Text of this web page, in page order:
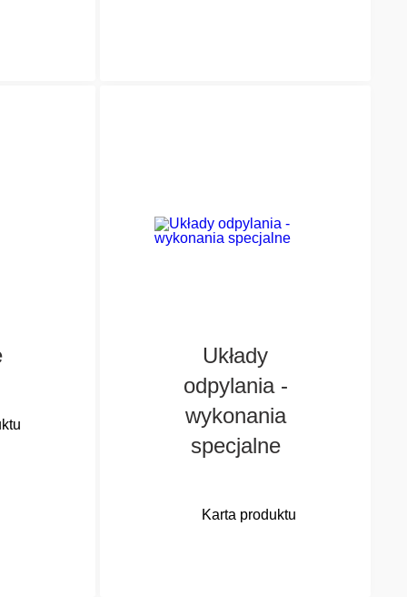
Układy
odpylania -
wykonania
specjalne
Karta produktu